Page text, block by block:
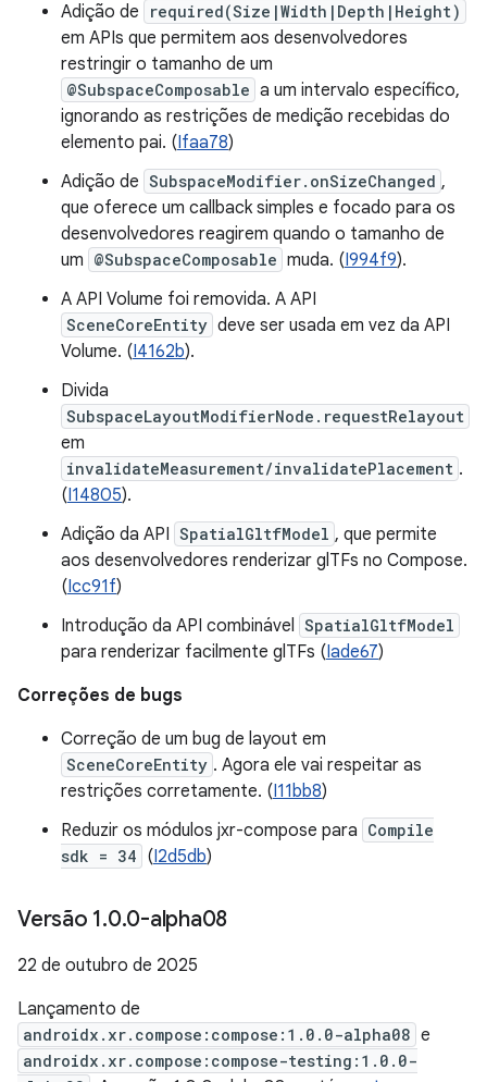
Adição de
required(Size|Width|Depth|Height)
em APIs que permitem aos desenvolvedores
restringir o tamanho de um
@SubspaceComposable a um intervalo específico,
ignorando as restrições de medição recebidas do
elemento pai. (Ifaa78)
Adição de SubspaceModifier.onSizeChanged ,
que oferece um callback simples e focado para os
desenvolvedores reagirem quando o tamanho de
um @SubspaceComposable muda. (I994f9).
A API Volume foi removida. A API
SceneCoreEntity deve ser usada em vez da API
Volume. (I4162b).
Divida
SubspaceLayoutModifierNode.requestRelayout
em
invalidateMeasurement/invalidatePlacement .
(I14805).
Adição da API SpatialGltfModel , que permite
aos desenvolvedores renderizar glTFs no Compose.
(Icc91f)
Introdução da API combinável SpatialGltfModel
para renderizar facilmente glTFs (Iade67)
Correções de bugs
Correção de um bug de layout em
SceneCoreEntity . Agora ele vai respeitar as
restrições corretamente. (I11bb8)
Reduzir os módulos jxr-compose para Compile
sdk = 34 (I2d5db)
Versão 1.0.0-alpha08
22 de outubro de 2025
Lançamento de
androidx.xr.compose:compose:1.0.0-alpha08 e
androidx.xr.compose:compose-testing:1.0.0-